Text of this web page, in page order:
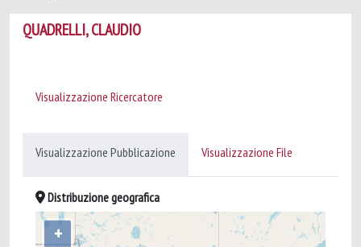
QUADRELLI, CLAUDIO
Visualizzazione Ricercatore
Visualizzazione Pubblicazione Visualizzazione File
Distribuzione geografica
+